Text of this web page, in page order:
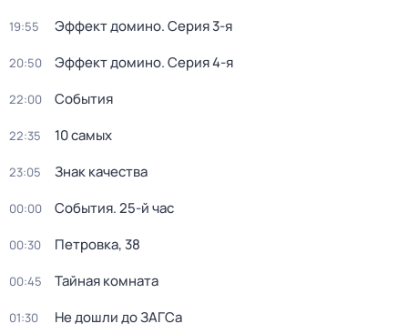
19:55 Эффект домино. Серия 3-я
20:50 Эффект домино. Серия 4-я
22:00 События
22:35 10 самых
23:05 Знак качества
00:00 События. 25-й час
00:30 Петровка, 38
00:45 Тайная комната
01:30 Не дошли до ЗАГСа